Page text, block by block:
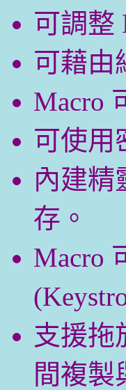
可調整
可藉由
Macro
可使用
內建精
存。
Macro
支援拖
間複製